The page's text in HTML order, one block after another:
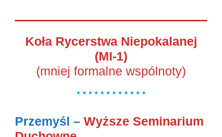
Koła Rycerstwa Niepokalanej
(MI-1)
(mniej formalne wspólnoty)
* * * * * * * * * * * *
Przemyśl – Wyższe Seminarium